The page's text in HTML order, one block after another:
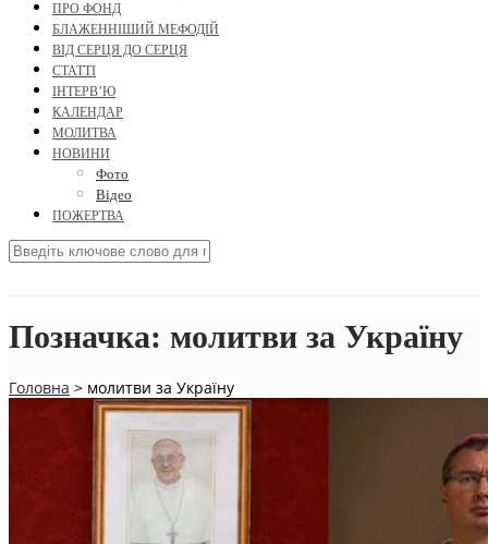
ПРО ФОНД
БЛАЖЕННІШИЙ МЕФОДІЙ
ВІД СЕРЦЯ ДО СЕРЦЯ
СТАТТІ
ІНТЕРВ’Ю
КАЛЕНДАР
МОЛИТВА
НОВИНИ
Фото
Відео
ПОЖЕРТВА
Позначка: молитви за Україну
Головна > молитви за Україну